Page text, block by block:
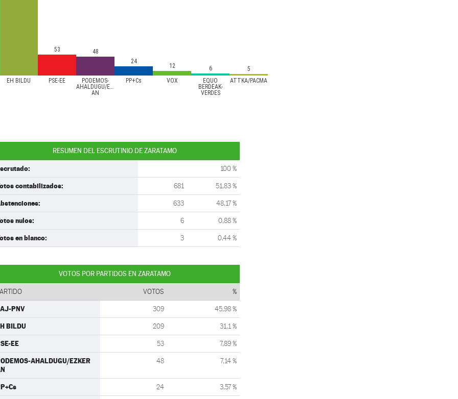
EH BILDU PSE-EE
PODEMOS-
AHALDUGU/EZKER
AN
PP+Cs VOX
EQUO
BERDEAK-
VERDES
ATTKA/PACMA
53
48
24
12 6 5
RESUMEN DEL ESCRUTINIO DE ZARATAMO
100 %
contabilizados: 681 51,83 %
633 48,17 %
nulos: 6 0,88 %
en blanco: 3 0,44 %
VOTOS POR PARTIDOS EN ZARATAMO
VOTOS %
PNV 309 45,98 %
BILDU 209 31,1 %
EE 53 7,89 %
AHALDUGU/EZKER
48 7,14 %
24 3,57 %